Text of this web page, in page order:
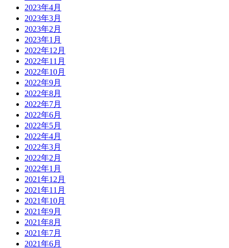
2023年4月
2023年3月
2023年2月
2023年1月
2022年12月
2022年11月
2022年10月
2022年9月
2022年8月
2022年7月
2022年6月
2022年5月
2022年4月
2022年3月
2022年2月
2022年1月
2021年12月
2021年11月
2021年10月
2021年9月
2021年8月
2021年7月
2021年6月